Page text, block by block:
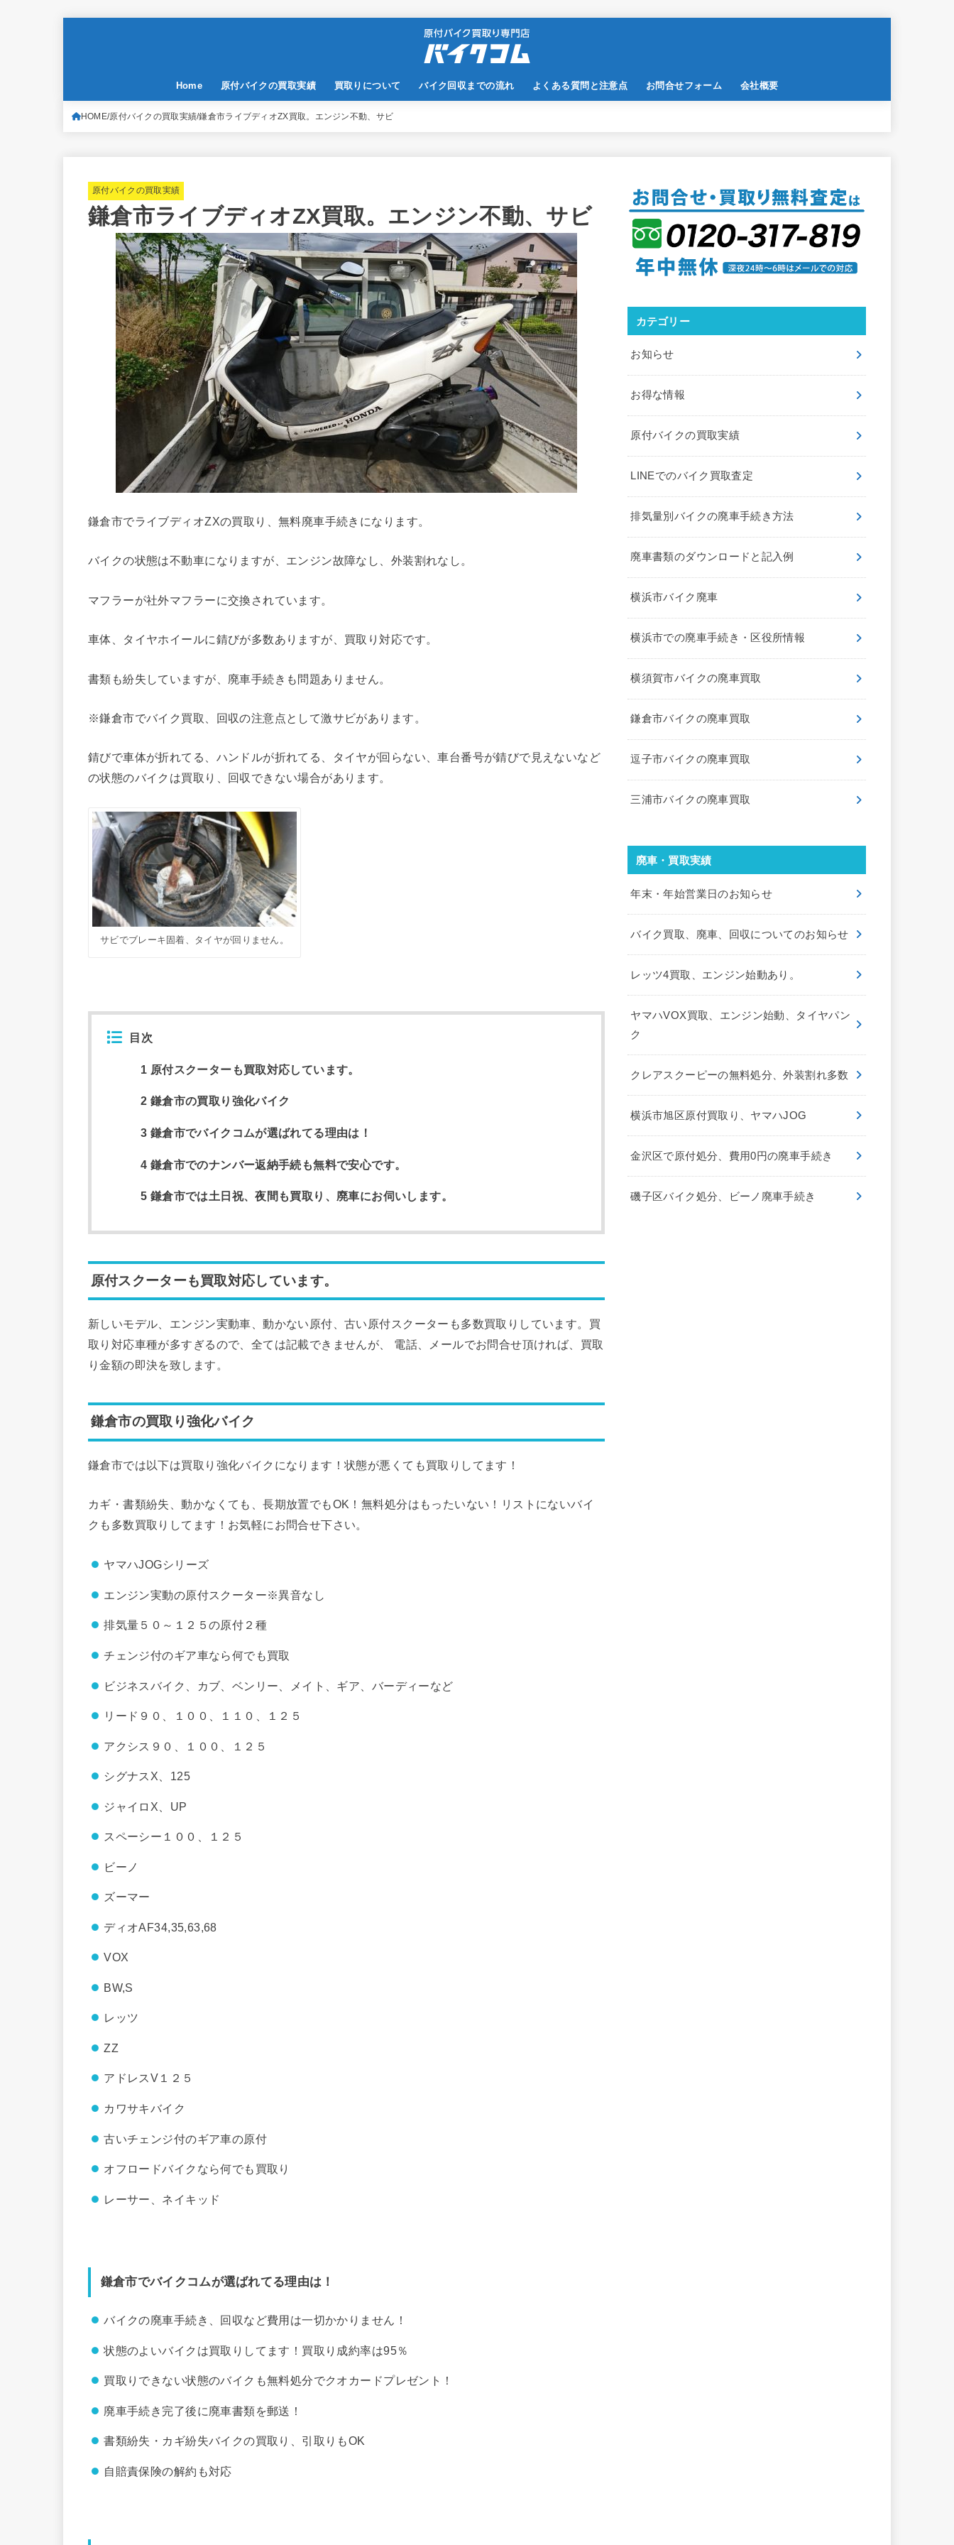
Home 原付バイクの買取実績 買取りについて バイク回収までの流れ よくある質問と注意点 お問合せフォーム 会社概要
HOME 原付バイクの買取実績 鎌倉市ライブディオZX買取。エンジン不動、サビ
原付バイクの買取実績
鎌倉市ライブディオZX買取。エンジン不動、サビ
鎌倉市でライブディオZXの買取り、無料廃車手続きになります。
バイクの状態は不動車になりますが、エンジン故障なし、外装割れなし。
マフラーが社外マフラーに交換されています。
車体、タイヤホイールに錆びが多数ありますが、買取り対応です。
書類も紛失していますが、廃車手続きも問題ありません。
※鎌倉市でバイク買取、回収の注意点として激サビがあります。
錆びで車体が折れてる、ハンドルが折れてる、タイヤが回らない、車台番号が錆びで見えないなど
の状態のバイクは買取り、回収できない場合があります。
サビでブレーキ固着、タイヤが回りません。
目次
1 原付スクーターも買取対応しています。
2 鎌倉市の買取り強化バイク
3 鎌倉市でバイクコムが選ばれてる理由は！
4 鎌倉市でのナンバー返納手続も無料で安心です。
5 鎌倉市では土日祝、夜間も買取り、廃車にお伺いします。
原付スクーターも買取対応しています。
新しいモデル、エンジン実動車、動かない原付、古い原付スクーターも多数買取りしています。買
取り対応車種が多すぎるので、全ては記載できませんが、 電話、メールでお問合せ頂ければ、買取
り金額の即決を致します。
鎌倉市の買取り強化バイク
鎌倉市では以下は買取り強化バイクになります！状態が悪くても買取りしてます！
カギ・書類紛失、動かなくても、長期放置でもOK！無料処分はもったいない！リストにないバイ
クも多数買取りしてます！お気軽にお問合せ下さい。
ヤマハJOGシリーズ
エンジン実動の原付スクーター※異音なし
排気量５０～１２５の原付２種
チェンジ付のギア車なら何でも買取
ビジネスバイク、カブ、ベンリー、メイト、ギア、バーディーなど
リード９０、１００、１１０、１２５
アクシス９０、１００、１２５
シグナスX、125
ジャイロX、UP
スペーシー１００、１２５
ビーノ
ズーマー
ディオAF34,35,63,68
VOX
BW,S
レッツ
ZZ
アドレスV１２５
カワサキバイク
古いチェンジ付のギア車の原付
オフロードバイクなら何でも買取り
レーサー、ネイキッド
鎌倉市でバイクコムが選ばれてる理由は！
バイクの廃車手続き、回収など費用は一切かかりません！
状態のよいバイクは買取りしてます！買取り成約率は95％
買取りできない状態のバイクも無料処分でクオカードプレゼント！
廃車手続き完了後に廃車書類を郵送！
書類紛失・カギ紛失バイクの買取り、引取りもOK
自賠責保険の解約も対応
カテゴリー
お知らせ
お得な情報
原付バイクの買取実績
LINEでのバイク買取査定
排気量別バイクの廃車手続き方法
廃車書類のダウンロードと記入例
横浜市バイク廃車
横浜市での廃車手続き・区役所情報
横須賀市バイクの廃車買取
鎌倉市バイクの廃車買取
逗子市バイクの廃車買取
三浦市バイクの廃車買取
廃車・買取実績
年末・年始営業日のお知らせ
バイク買取、廃車、回収についてのお知らせ
レッツ4買取、エンジン始動あり。
ヤマハVOX買取、エンジン始動、タイヤパン
ク
クレアスクーピーの無料処分、外装割れ多数
横浜市旭区原付買取り、ヤマハJOG
金沢区で原付処分、費用0円の廃車手続き
磯子区バイク処分、ビーノ廃車手続き